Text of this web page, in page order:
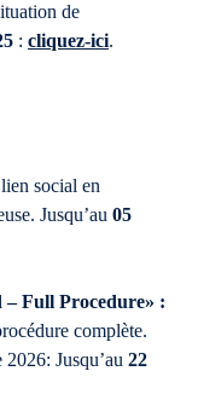
de
: cliquez-ici.
social en
Jusqu’au 05
Full Procedure» :
complète.
Jusqu’au 22